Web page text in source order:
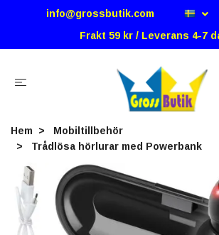
info@grossbutik.com
Frakt 59 kr / Leverans 4-7
Hem
Mobiltillbehör
Trådlösa hörlurar med Powerbank